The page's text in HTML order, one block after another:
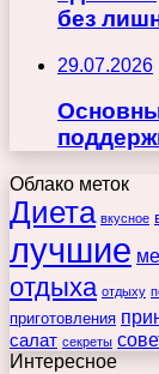
без
29.07.2026
Облако меток
Диета вкусное
лучшие
отдыха отдыху
приготовления
салат секреты
Интересное